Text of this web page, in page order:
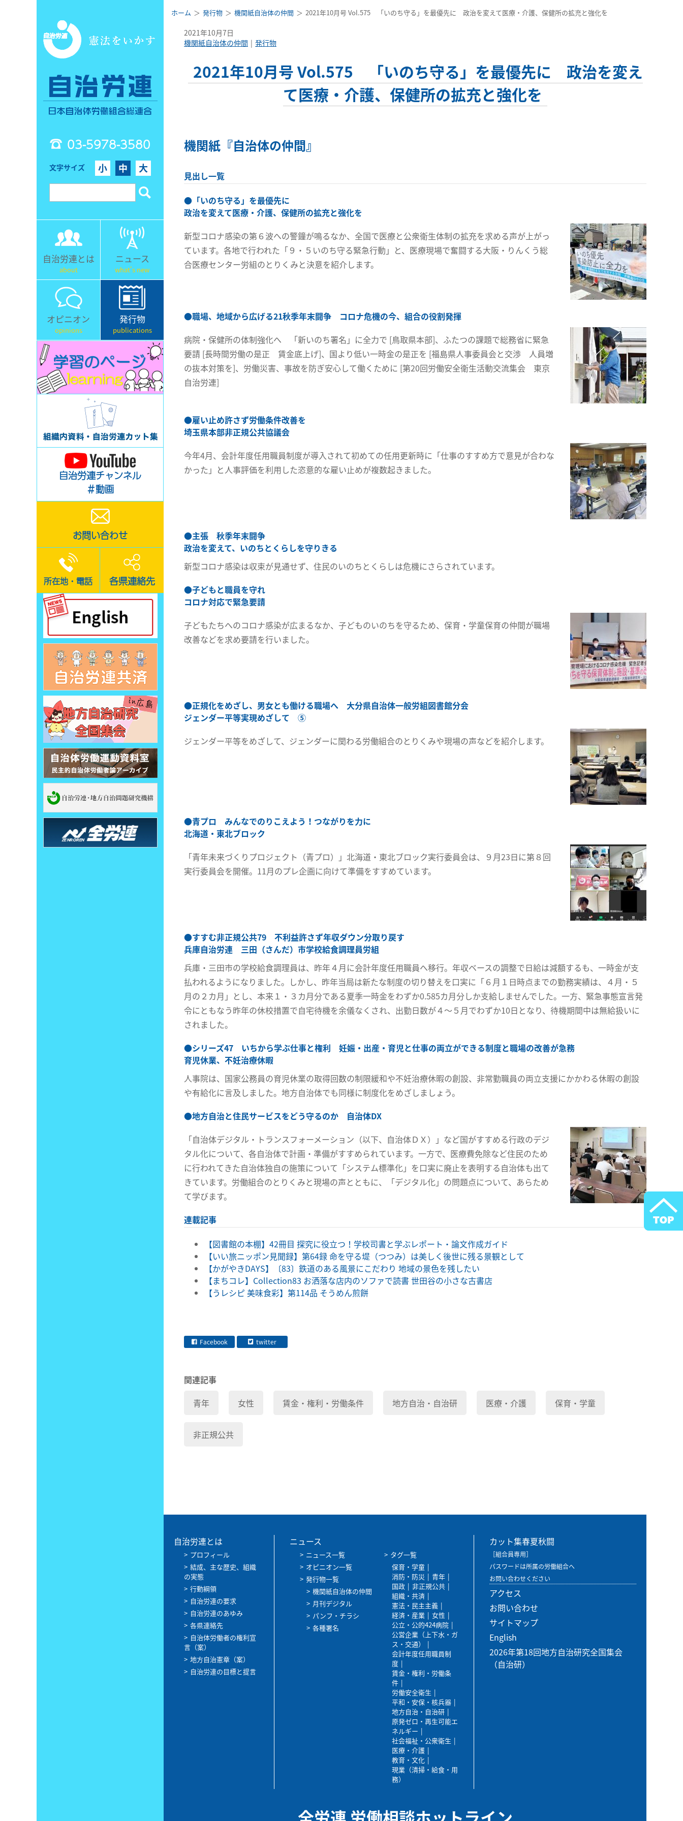
03-5978-3580
文字サイズ 小 中 大
自治労連とは
about
ニュース
what's new
オピニオン
opinions
発行物
publications
自治労連チャンネル
＃動画
お問い合わせ
所在地・電話 各県連絡先
ホーム 発行物 機関紙自治体の仲間 2021年10月号 Vol.575 「いのち守る」を最優先に 政治を変えて医療・介護、保健所の拡充と強化を
2021年10月7日
機関紙自治体の仲間
発行物
2021年10月号 Vol.575 「いのち守る」を最優先に 政治を変え
て医療・介護、保健所の拡充と強化を
機関紙『自治体の仲間』
見出し一覧
● 「いのち守る」を最優先に
政治を変えて医療・介護、保健所の拡充と強化を
新型コロナ感染の第６波への警鐘が鳴るなか、全国で医療と公衆衛生体制の拡充を求める声が上がっ
ています。各地で行われた「９・５いのち守る緊急行動」と、医療現場で奮闘する大阪・りんくう総
合医療センター労組のとりくみと決意を紹介します。
●職場、地域から広げる21秋季年末闘争 コロナ危機の今、組合の役割発揮
病院・保健所の体制強化へ 「新いのち署名」に全力で [鳥取県本部]、ふたつの課題で総務省に緊急
要請 [長時間労働の是正 賃金底上げ]、国より低い一時金の是正を [福島県人事委員会と交渉 人員増
の抜本対策を]、労働災害、事故を防ぎ安心して働くために [第20回労働安全衛生活動交流集会 東京
自治労連]
●雇い止め許さず労働条件改善を
埼玉県本部非正規公共協議会
今年4月、会計年度任用職員制度が導入されて初めての任用更新時に「仕事のすすめ方で意見が合わな
かった」と人事評価を利用した恣意的な雇い止めが複数起きました。
●主張 秋季年末闘争
政治を変えて、いのちとくらしを守りきる
新型コロナ感染は収束が見通せず、住民のいのちとくらしは危機にさらされています。
●子どもと職員を守れ
コロナ対応で緊急要請
子どもたちへのコロナ感染が広まるなか、子どものいのちを守るため、保育・学童保育の仲間が職場
改善などを求め要請を行いました。
●正規化をめざし、男女とも働ける職場へ 大分県自治体一般労組図書館分会
ジェンダー平等実現めざして ⑤
ジェンダー平等をめざして、ジェンダーに関わる労働組合のとりくみや現場の声などを紹介します。
●青プロ みんなでのりこえよう！つながりを力に
北海道・東北ブロック
「青年未来づくりプロジェクト（青プロ）」北海道・東北ブロック実行委員会は、９月23日に第８回
実行委員会を開催。11月のプレ企画に向けて準備をすすめています。
●すすむ非正規公共79 不利益許さず年収ダウン分取り戻す
兵庫自治労連 三田（さんだ）市学校給食調理員労組
兵庫・三田市の学校給食調理員は、昨年４月に会計年度任用職員へ移行。年収ベースの調整で日給は減額するも、一時金が支
払われるようになりました。しかし、昨年当局は新たな制度の切り替えを口実に「６月１日時点までの勤務実績は、４月・５
月の２カ月」とし、本来１・３カ月分である夏季一時金をわずか0.585カ月分しか支給しませんでした。一方、緊急事態宣言発
令にともなう昨年の休校措置で自宅待機を余儀なくされ、出勤日数が４～５月でわずか10日となり、待機期間中は無給扱いに
されました。
●シリーズ47 いちから学ぶ仕事と権利 妊娠・出産・育児と仕事の両立ができる制度と職場の改善が急務
育児休業、不妊治療休暇
人事院は、国家公務員の育児休業の取得回数の制限緩和や不妊治療休暇の創設、非常勤職員の両立支援にかかわる休暇の創設
や有給化に言及しました。地方自治体でも同様に制度化をめざしましょう。
●地方自治と住民サービスをどう守るのか 自治体DX
「自治体デジタル・トランスフォーメーション（以下、自治体ＤＸ）」など国がすすめる行政のデジ
タル化について、各自治体で計画・準備がすすめられています。一方で、医療費免除など住民のため
に行われてきた自治体独自の施策について「システム標準化」を口実に廃止を表明する自治体も出て
きています。労働組合のとりくみと現場の声とともに、「デジタル化」の問題点について、あらため
て学びます。
連載記事
【図書館の本棚】42冊目 探究に役立つ！学校司書と学ぶレポート・論文作成ガイド
【いい旅ニッポン見聞録】第64録 命を守る堤（つつみ）は美しく後世に残る景観として
【かがやきDAYS】〔83〕鉄道のある風景にこだわり 地域の景色を残したい
【まちコレ】Collection83 お洒落な店内のソファで読書 世田谷の小さな古書店
【うレシピ 美味食彩】第114品 そうめん煎餅
Facebook twitter
関連記事
青年
女性 賃金・権利・労働条件 地方自治・自治研 医療・介護 保育・学童
非正規公共
自治労連とは
プロフィール
結成、主な歴史、組織
の実態
行動綱領
自治労連の要求
自治労連のあゆみ
各県連絡先
自治体労働者の権利宣
言（案）
地方自治憲章（案）
自治労連の目標と提言
ニュース
ニュース一覧
オピニオン一覧
発行物一覧
機関紙自治体の仲間
月刊デジタル
パンフ・チラシ
各種署名
タグ一覧
保育・学童
消防・防災
青年
国政
非正規公共
組織・共済
憲法・民主主義
経済・産業
女性
公立・公的424病院
公営企業（上下水・ガ
ス・交通）
会計年度任用職員制
度
賃金・権利・労働条
件
労働安全衛生
平和・安保・核兵器
地方自治・自治研
原発ゼロ・再生可能エ
ネルギー
社会福祉・公衆衛生
医療・介護
教育・文化
現業（清掃・給食・用
務）
カット集春夏秋闘
［組合員専用］
パスワードは所属の労働組合へ
お問い合わせください
アクセス
お問い合わせ
サイトマップ
English
2026年第18回地方自治研究全国集会
（自治研）